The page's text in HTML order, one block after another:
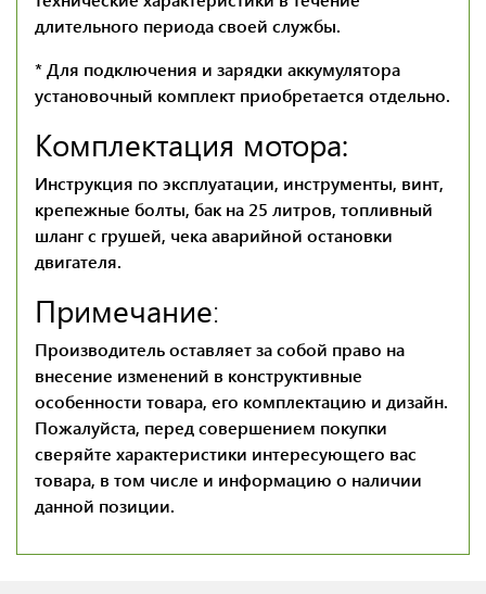
длительного периода своей службы.
* Для подключения и зарядки аккумулятора
установочный комплект приобретается отдельно.
Комплектация мотора:
Инструкция по эксплуатации, инструменты, винт,
крепежные болты, бак на 25 литров, топливный
шланг с грушей, чека аварийной остановки
двигателя.
Примечание:
Производитель оставляет за собой право на
внесение изменений в конструктивные
особенности товара, его комплектацию и дизайн.
Пожалуйста, перед совершением покупки
сверяйте характеристики интересующего вас
товара, в том числе и информацию о наличии
данной позиции.